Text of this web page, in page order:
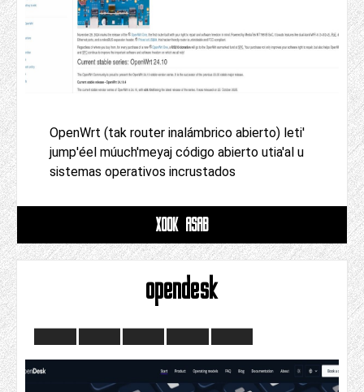
OpenWrt (tak router inalámbrico abierto) leti'
jump'éel múuch'meyaj código abierto utia'al u
sistemas operativos incrustados
XOOK ASAB
opendesk